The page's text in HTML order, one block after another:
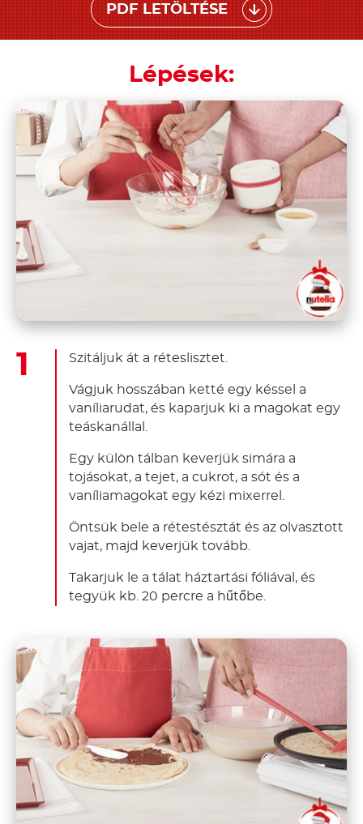
PDF LETÖLTÉSE
Lépések:
Szitáljuk át a réteslisztet.
Vágjuk hosszában ketté egy késsel a
vaníliarudat, és kaparjuk ki a magokat egy
teáskanállal.
Egy külön tálban keverjük simára a
tojásokat, a tejet, a cukrot, a sót és a
vaníliamagokat egy kézi mixerrel.
Öntsük bele a rétestésztát és az olvasztott
vajat, majd keverjük tovább.
Takarjuk le a tálat háztartási fóliával, és
tegyük kb. 20 percre a hűtőbe.